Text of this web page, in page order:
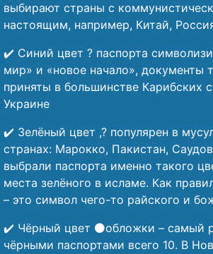
выбирают страны с
настоящим, например, Китай,
✔️ Синий цвет ? паспорта
мир» и «новое начало», документы
приняты в большинстве Карибских
Украине
✔️ Зелёный цвет ,? популярен в
странах: Марокко, Пакистан,
выбрали паспорта именно такого
места зелёного в исламе. Как
– это символ чего-то райского и
✔️ Чёрный цвет ⚫обложки – самый
чёрными паспортами всего 10. В